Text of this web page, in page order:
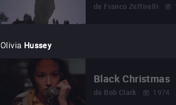
de Franco Zeffirelli
Olivia Hussey
Black Christmas
de Bob Clark 1974